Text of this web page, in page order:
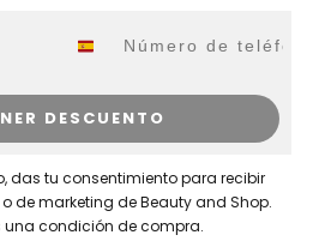
DESCUENTO
das tu consentimiento para recibir
de marketing de Beauty and Shop.
una condición de compra.